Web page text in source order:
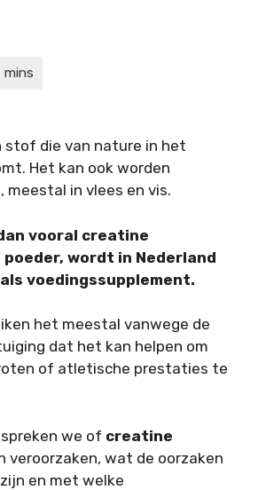
stof die van nature in het
Het kan ook worden
meestal in vlees en vis.
vooral creatine
wordt in Nederland
voedingssupplement.
het meestal vanwege de
dat het kan helpen om
of atletische prestaties te
we of creatine
veroorzaken, wat de oorzaken
en met welke